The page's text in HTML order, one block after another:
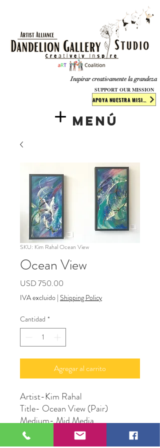
​​​Inspirar creativamente la grandeza
Menú
SUPPORT OUR MISSION
SKU: Kim Rahal Ocean View
Ocean View
USD 750.00
IVA excluido | Shipping Policy
Cantidad *
Agregar al carrito
Artist-Kim Rahal
Title- Ocean View (Pair)
Medium- Mid Media
Size- 12" X 20"
Price-$600